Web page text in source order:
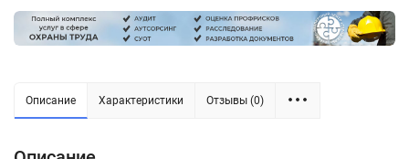
Описание Характеристики Отзывы (0)